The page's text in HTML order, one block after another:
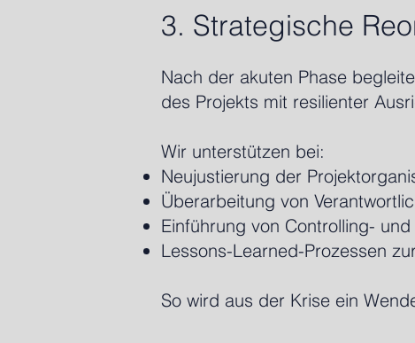
3. Strategische
Nach der akuten Phase
des Projekts mit resilienter
Wir unterstützen bei:
Neujustierung der
Überarbeitung von
Einführung von Controlling-
Lessons-Learned-Prozessen
So wird aus der Krise ein